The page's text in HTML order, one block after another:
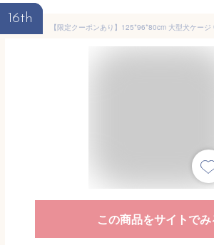
16th
この商品をサイトでみ